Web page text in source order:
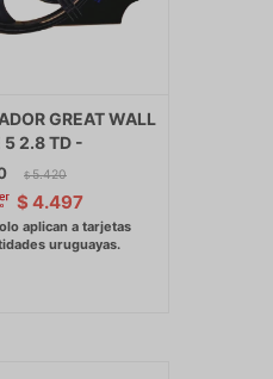
GREAT WALL
5 2.8 TD -
$ 5.420
$ 4.497